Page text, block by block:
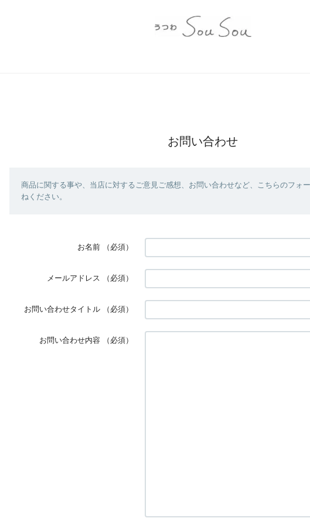
お問い合わせ
商品に関する事や、当店に対するご意見ご感想、お問い合わせなど、こちらのフォ
ねください。
お名前 （必須）
メールアドレス （必須）
お問い合わせタイトル （必須）
お問い合わせ内容 （必須）